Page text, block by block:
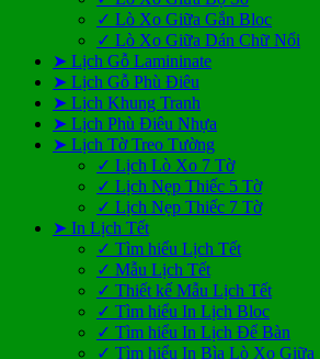
✓ Lò Xo Giữa Gắn Bloc
✓ Lò Xo Giữa Dán Chữ Nổi
➤ Lịch Gỗ Lamininate
➤ Lịch Gỗ Phù Điêu
➤ Lịch Khung Tranh
➤ Lịch Phù Điêu Nhựa
➤ Lịch Tờ Treo Tường
✓ Lịch Lò Xo 7 Tờ
✓ Lịch Nẹp Thiếc 5 Tờ
✓ Lịch Nẹp Thiếc 7 Tờ
➤ In Lịch Tết
✓ Tìm hiểu Lịch Tết
✓ Mẫu Lịch Tết
✓ Thiết kế Mẫu Lịch Tết
✓ Tìm hiểu In Lịch Bloc
✓ Tìm hiểu In Lịch Để Bàn
✓ Tìm hiểu In Bìa Lò Xo Giữa